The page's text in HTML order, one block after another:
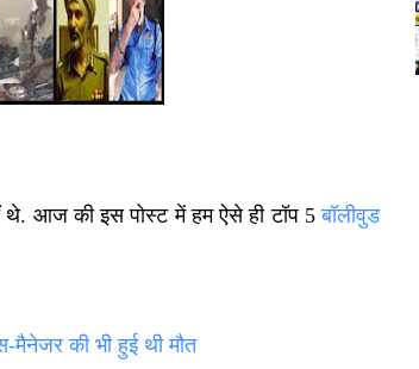
आज की इस पोस्ट में हम ऐसे ही टॉप 5बॉलीवुड
की भी हुई थी मौत